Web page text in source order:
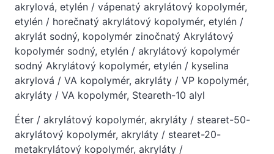
akrylová, etylén / vápenatý akrylátový kopolymér,
etylén / horečnatý akrylátový kopolymér, etylén /
akrylát sodný, kopolymér zinočnatý Akrylátový
kopolymér sodný, etylén / akrylátový kopolymér
sodný Akrylátový kopolymér, etylén / kyselina
akrylová / VA kopolymér, akryláty / VP kopolymér,
akryláty / VA kopolymér, Steareth-10 alyl
Éter / akrylátový kopolymér, akryláty / stearet-50-
akrylátový kopolymér, akryláty / stearet-20-
metakrylátový kopolymér, akryláty /